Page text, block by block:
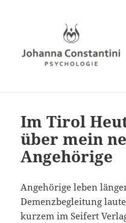
Im Tirol
über mein
Angehörige
Angehörige leben
Demenzbegleitung
kurzem im Seifert